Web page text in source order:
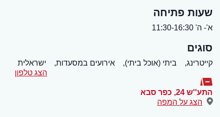
שעות פתיחה
א'- ה' 11:30-16:30
סוגים
קייטרינג, ביתי (אוכל ביתי), אירועים במסעדות,
ישראלית
הצג טלפון
התע''ש 24 , כפר סבא
הצג על המפה